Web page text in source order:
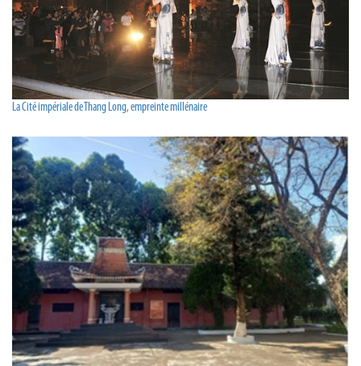
La Cité impériale de Thang Long, empreinte millénaire